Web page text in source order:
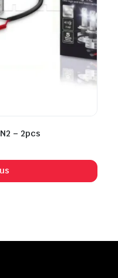
– 2pcs